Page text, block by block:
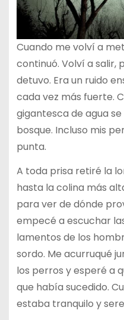
Cuando me volví a
continuó. Volví a salir,
detuvo. Era un ruido
cada vez más fuerte.
gigantesca de agua
bosque. Incluso mis
punta.
A toda prisa retiré la
hasta la colina más
para ver de dónde
empecé a escuchar
lamentos de los
sordo. Me acurruqué
los perros y esperé a
que había sucedido.
estaba tranquilo y